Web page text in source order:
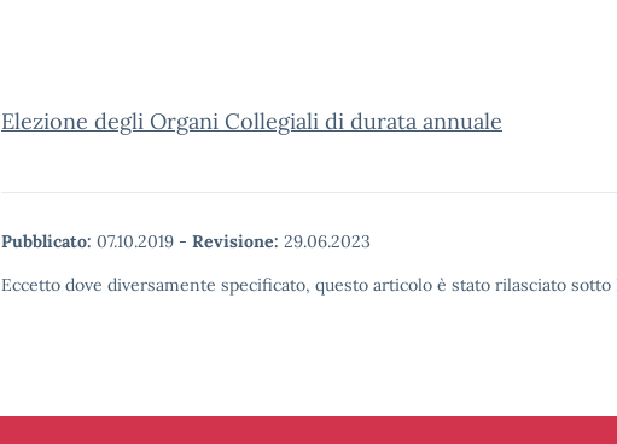
Elezione degli Organi Collegiali di durata annuale
Pubblicato: 07.10.2019 - Revisione: 29.06.2023
Eccetto dove diversamente specificato, questo articolo è stato rilasciato